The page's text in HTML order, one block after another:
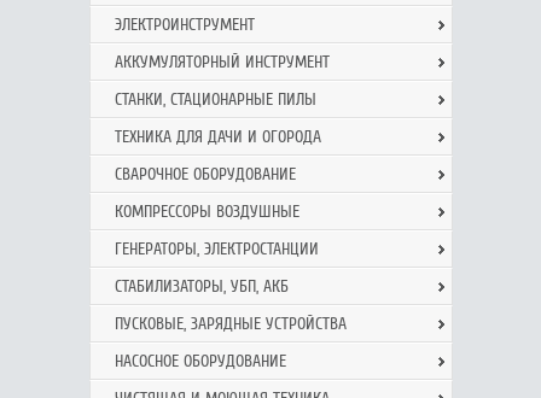
ЭЛЕКТРОИНСТРУМЕНТ
АККУМУЛЯТОРНЫЙ ИНСТРУМЕНТ
СТАНКИ, СТАЦИОНАРНЫЕ ПИЛЫ
ТЕХНИКА ДЛЯ ДАЧИ И ОГОРОДА
СВАРОЧНОЕ ОБОРУДОВАНИЕ
КОМПРЕССОРЫ ВОЗДУШНЫЕ
ГЕНЕРАТОРЫ, ЭЛЕКТРОСТАНЦИИ
СТАБИЛИЗАТОРЫ, УБП, АКБ
ПУСКОВЫЕ, ЗАРЯДНЫЕ УСТРОЙСТВА
НАСОСНОЕ ОБОРУДОВАНИЕ